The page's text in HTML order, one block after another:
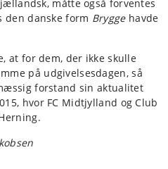
måtte også forventes
den danske form Bryggehavde
at for dem, der ikke skulle
på udgivelsesdagen, så
forstand sin aktualitet
hvor FC Midtjylland og Club